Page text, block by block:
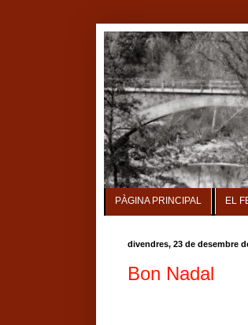
PÀGINA PRINCIPAL EL
divendres, 23 de desembre
Bon Nadal